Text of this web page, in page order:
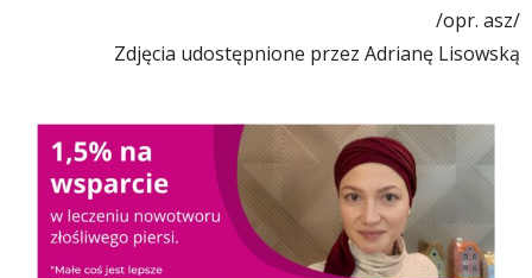
/opr. asz/
Zdjęcia udostępnione przez Adrianę Lisowską